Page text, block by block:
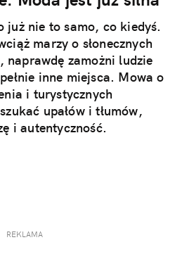
już nie to samo, co kiedyś.
marzy o słonecznych
zamożni ludzie
inne miejsca. Mowa o
i turystycznych
upałów i tłumów,
i autentyczność.
REKLAMA